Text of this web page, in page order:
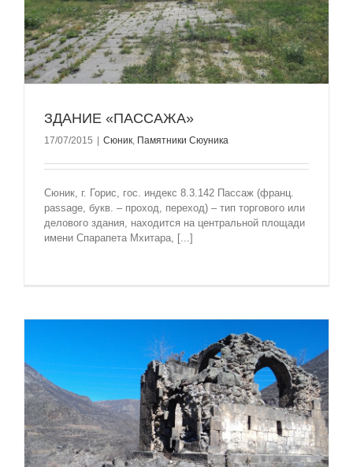
ЗДАНИЕ «ПАССАЖА»
17/07/2015 Сюник, Памятники Сюуника
Сюник, г. Горис, гос. индекс 8.3.142 Пассаж (франц.
passage, букв. – проход, переход) – тип торгового или
делового здания, находится на центральной площади
имени Спарапета Мхитара, [...]